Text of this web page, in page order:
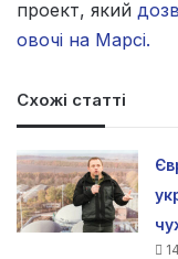
проект, який
овочі на Марсі.
Схожі статті